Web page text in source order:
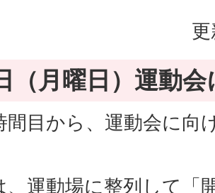
（月曜日）運動
間目から、運動会に向
、運動場に整列して「